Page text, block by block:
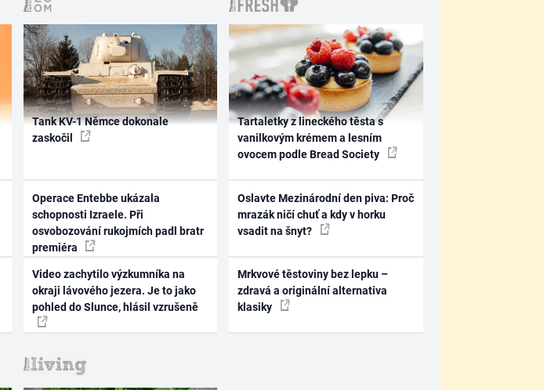
Tank KV-1 Němce dokonale
zaskočil
Operace Entebbe ukázala
schopnosti Izraele. Při
osvobozování rukojmích padl bratr
premiéra
Video zachytilo výzkumníka na
okraji lávového jezera. Je to jako
pohled do Slunce, hlásil vzrušeně
Tartaletky z lineckého těsta s
vanilkovým krémem a lesním
ovocem podle Bread Society
Oslavte Mezinárodní den piva: Proč
mrazák ničí chuť a kdy v horku
vsadit na šnyt?
Mrkvové těstoviny bez lepku –
zdravá a originální alternativa
klasiky